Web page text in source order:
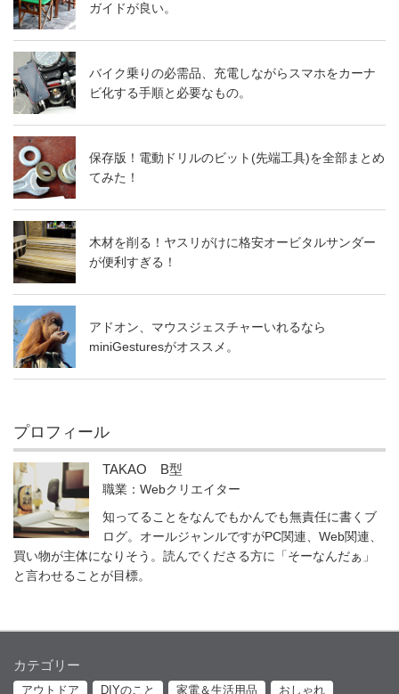
ガイドが良い。
バイク乗りの必需品、充電しながらスマホをカーナ
ビ化する手順と必要なもの。
保存版！電動ドリルのビット(先端工具)を全部まとめ
てみた！
木材を削る！ヤスリがけに格安オービタルサンダー
が便利すぎる！
アドオン、マウスジェスチャーいれるなら
miniGesturesがオススメ。
プロフィール
TAKAO B型
職業：Webクリエイター
知ってることをなんでもかんでも無責任に書くブ
ログ。オールジャンルですがPC関連、Web関連、
買い物が主体になりそう。読んでくださる方に「そーなんだぁ」
と言わせることが目標。
カテゴリー
アウトドア DIYのこと 家電＆生活用品 おしゃれ